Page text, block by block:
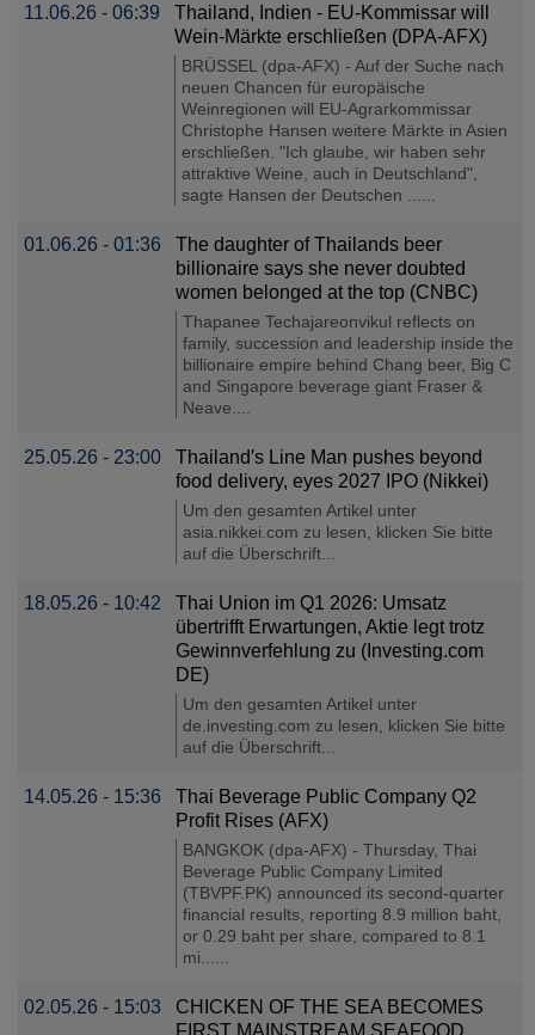
11.06.26 - 06:39
Thailand, Indien - EU-Kommissar will
Wein-Märkte erschließen (DPA-AFX)
BRÜSSEL (dpa-AFX) - Auf der Suche nach
neuen Chancen für europäische
Weinregionen will EU-Agrarkommissar
Christophe Hansen weitere Märkte in Asien
erschließen. "Ich glaube, wir haben sehr
attraktive Weine, auch in Deutschland",
sagte Hansen der Deutschen ......
01.06.26 - 01:36
The daughter of Thailands beer
billionaire says she never doubted
women belonged at the top (CNBC)
Thapanee Techajareonvikul reflects on
family, succession and leadership inside the
billionaire empire behind Chang beer, Big C
and Singapore beverage giant Fraser &
Neave....
25.05.26 - 23:00
Thailand′s Line Man pushes beyond
food delivery, eyes 2027 IPO (Nikkei)
Um den gesamten Artikel unter
asia.nikkei.com zu lesen, klicken Sie bitte
auf die Überschrift...
18.05.26 - 10:42
Thai Union im Q1 2026: Umsatz
übertrifft Erwartungen, Aktie legt trotz
Gewinnverfehlung zu (Investing.com
DE)
Um den gesamten Artikel unter
de.investing.com zu lesen, klicken Sie bitte
auf die Überschrift...
14.05.26 - 15:36
Thai Beverage Public Company Q2
Profit Rises (AFX)
BANGKOK (dpa-AFX) - Thursday, Thai
Beverage Public Company Limited
(TBVPF.PK) announced its second-quarter
financial results, reporting 8.9 million baht,
or 0.29 baht per share, compared to 8.1
mi......
02.05.26 - 15:03
CHICKEN OF THE SEA BECOMES
FIRST MAINSTREAM SEAFOOD